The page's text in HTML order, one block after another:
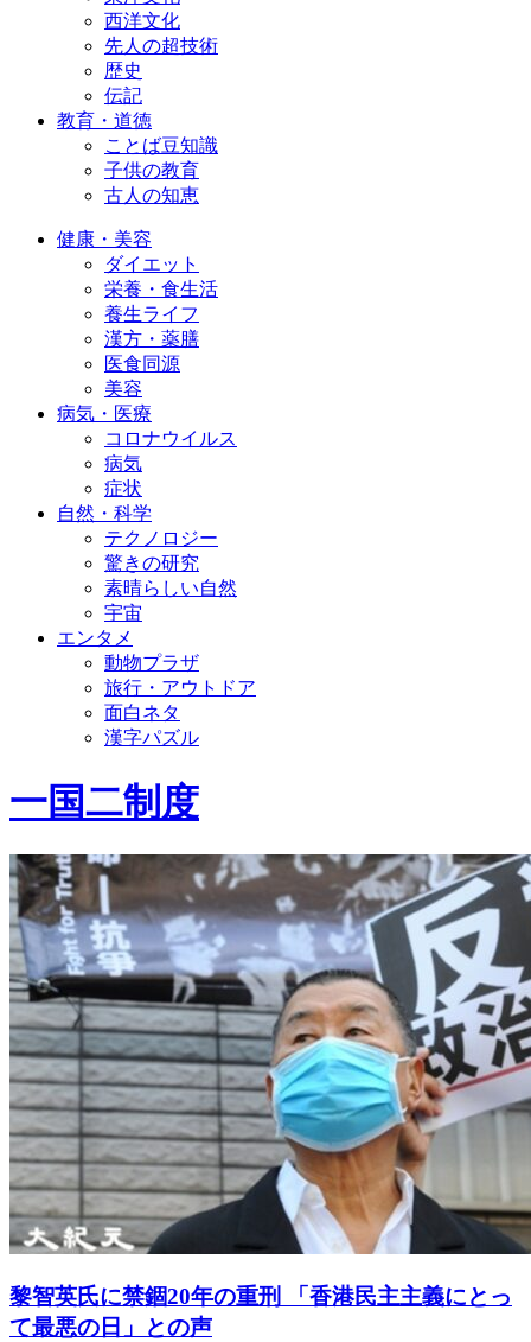
西洋文化
先人の超技術
歴史
伝記
教育・道徳
ことば豆知識
子供の教育
古人の知恵
健康・美容
ダイエット
栄養・食生活
養生ライフ
漢方・薬膳
医食同源
美容
病気・医療
コロナウイルス
病気
症状
自然・科学
テクノロジー
驚きの研究
素晴らしい自然
宇宙
エンタメ
動物プラザ
旅行・アウトドア
面白ネタ
漢字パズル
一国二制度
黎智英氏に禁錮20年の重刑 「香港民主主義にとっ
て最悪の日」との声